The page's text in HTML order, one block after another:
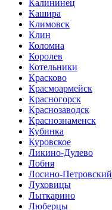
Калининец
Кашира
Климовск
Клин
Коломна
Королев
Котельники
Красково
Красмоармейск
Красногорск
Краснозаводск
Краснознаменск
Кубинка
Куровское
Ликино-Дулево
Лобня
Лосино-Петровский
Луховицы
Лыткарино
Люберцы